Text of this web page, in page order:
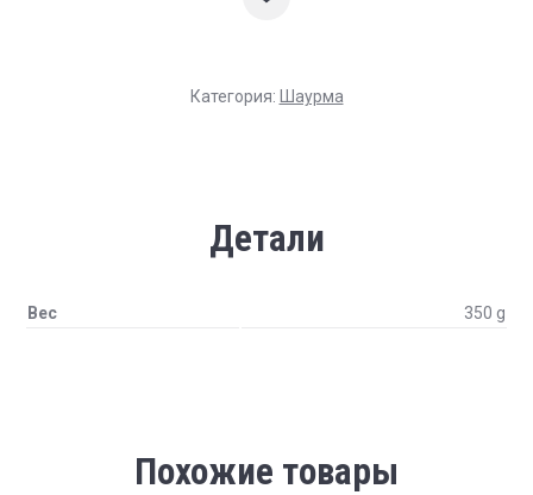
Категория: Шаурма
Детали
Вес 350 g
Похожие товары